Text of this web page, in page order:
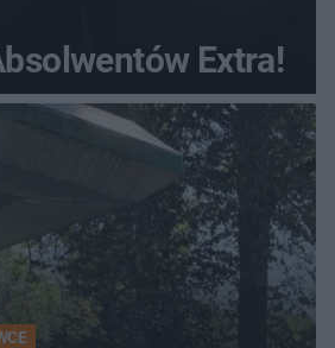
Extra!